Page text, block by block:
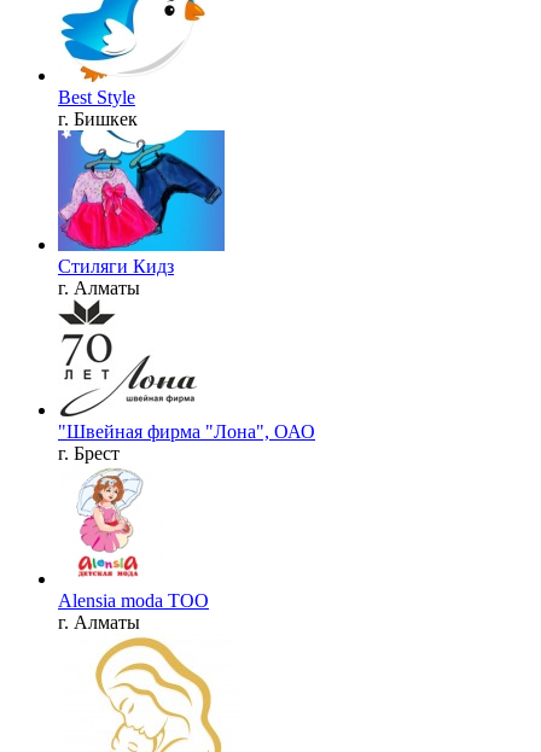
Best Style
г. Бишкек
Стиляги Кидз
г. Алматы
"Швейная фирма "Лона", ОАО
г. Брест
Alensia moda TOO
г. Алматы